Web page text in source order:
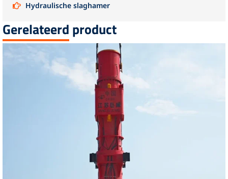
Hydraulische slaghamer
Gerelateerd product